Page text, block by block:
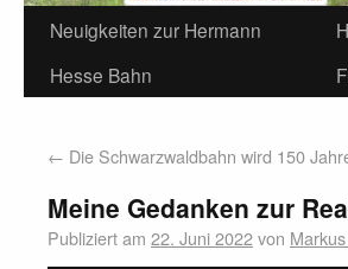
Neuigkeiten zur Hermann
Hesse Bahn
← Die Schwarzwaldbahn wird 150
Meine Gedanken zur
Publiziert am 22. Juni 2022von